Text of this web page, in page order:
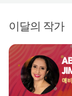
이달의 작가